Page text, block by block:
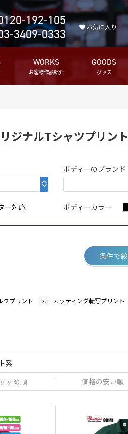
WORKS
お客様作品紹介
GOODS
グッズ
192-105
3409-0333 お気に入り
ジナルTシャツプリン
ボディーのブランド
ー対応 ボディーカラー
条件で
クプリント カ カッティング転写プリント
系
すめ順 価格の安い順